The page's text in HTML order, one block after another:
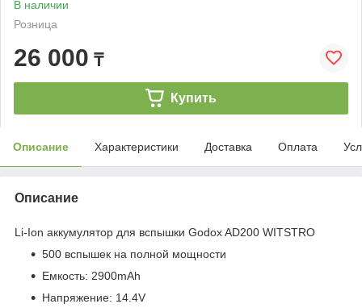
В наличии
Розница
26 000 ₸
Купить
Описание Характеристики Доставка Оплата
Описание
Li-Ion аккумулятор для вспышки Godox AD200 WITSTRO
500 вспышек на полной мощности
Емкость: 2900mAh
Напряжение: 14.4V